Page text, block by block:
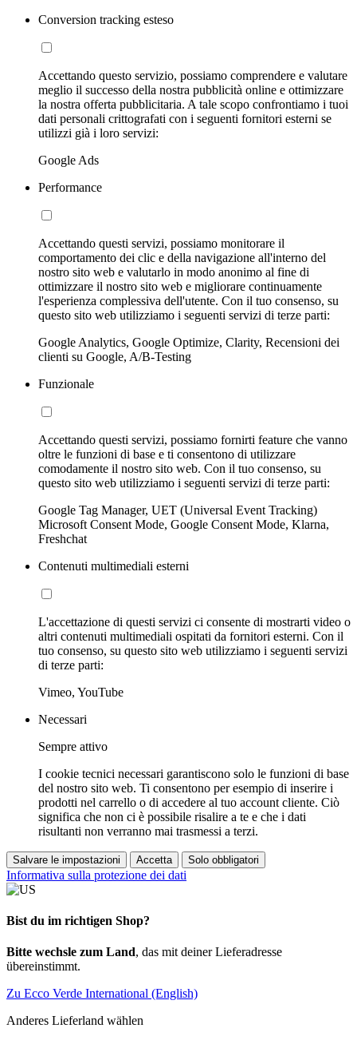
Conversion tracking esteso
Accettando questo servizio, possiamo comprendere e valutare
meglio il successo della nostra pubblicità online e ottimizzare
la nostra offerta pubblicitaria. A tale scopo confrontiamo i tuoi
dati personali crittografati con i seguenti fornitori esterni se
utilizzi già i loro servizi:
Google Ads
Performance
Accettando questi servizi, possiamo monitorare il
comportamento dei clic e della navigazione all'interno del
nostro sito web e valutarlo in modo anonimo al fine di
ottimizzare il nostro sito web e migliorare continuamente
l'esperienza complessiva dell'utente. Con il tuo consenso, su
questo sito web utilizziamo i seguenti servizi di terze parti:
Google Analytics, Google Optimize, Clarity, Recensioni dei
clienti su Google, A/B-Testing
Funzionale
Accettando questi servizi, possiamo fornirti feature che vanno
oltre le funzioni di base e ti consentono di utilizzare
comodamente il nostro sito web. Con il tuo consenso, su
questo sito web utilizziamo i seguenti servizi di terze parti:
Google Tag Manager, UET (Universal Event Tracking)
Microsoft Consent Mode, Google Consent Mode, Klarna,
Freshchat
Contenuti multimediali esterni
L'accettazione di questi servizi ci consente di mostrarti video o
altri contenuti multimediali ospitati da fornitori esterni. Con il
tuo consenso, su questo sito web utilizziamo i seguenti servizi
di terze parti:
Vimeo, YouTube
Necessari
Sempre attivo
I cookie tecnici necessari garantiscono solo le funzioni di base
del nostro sito web. Ti consentono per esempio di inserire i
prodotti nel carrello o di accedere al tuo account cliente. Ciò
significa che non ci è possibile risalire a te e che i dati
risultanti non verranno mai trasmessi a terzi.
Salvare le impostazioni Accetta Solo obbligatori
Informativa sulla protezione dei dati
Bist du im richtigen Shop?
Bitte wechsle zum Land, das mit deiner Lieferadresse
übereinstimmt.
Zu Ecco Verde International (English)
Anderes Lieferland wählen